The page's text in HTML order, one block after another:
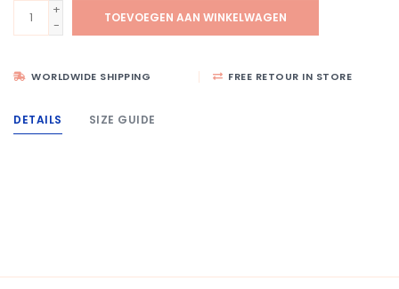
+
-
TOEVOEGEN AAN WINKELWAGEN
WORLDWIDE SHIPPING FREE RETOUR IN STORE
DETAILS SIZE GUIDE